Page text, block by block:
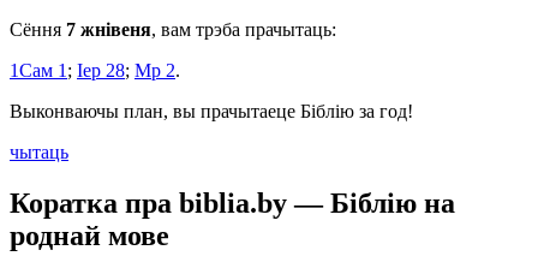
Сёння 7 жнівеня, вам трэба прачытаць:
1Сам 1 ; Іер 28; Мр 2.
Выконваючы план, вы прачытаеце Біблію за год!
чытаць
Коратка пра biblia.by — Біблію на
роднай мове